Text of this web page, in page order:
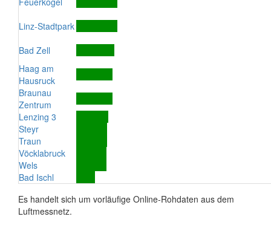
Linz-Stadtpark
Bad Zell
Haag am
Hausruck
Braunau
Zentrum
Lenzing 3
Steyr
Traun
Vöcklabruck
Wels
Bad Ischl
Es handelt sich um vorläufige Online-Rohdaten aus dem
Luftmessnetz.